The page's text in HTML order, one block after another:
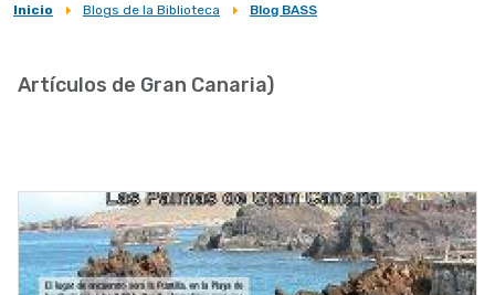
Sobrescribir
de
la
navegación
Inicio Blogs de la Biblioteca Blog BASS
Artículos de Gran Canaria)